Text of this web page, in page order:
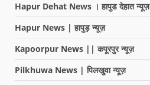
Hapur Dehat News । हापुड देहात न्यूज़
Hapur News | हापुड़ न्यूज़
Kapoorpur News || कपूरपुर न्यूज़
Pilkhuwa News | पिलखुवा न्यूज़